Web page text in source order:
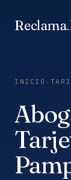
Reclama.
INICIO ›